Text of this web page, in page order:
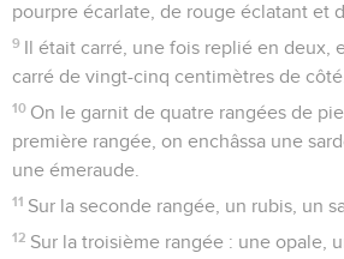
pourpre écarlate, de rouge éclatant et
9 Il était carré, une fois replié en deux,
carré de vingt-cinq centimètres de côté.
10 On le garnit de quatre rangées de
première rangée, on enchâssa une
une émeraude.
11 Sur la seconde rangée, un rubis, un
12 Sur la troisième rangée : une opale,